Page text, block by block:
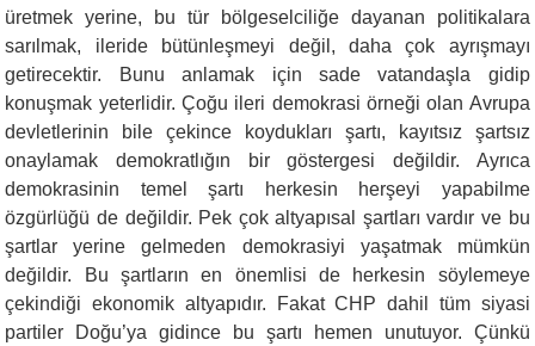
üretmek yerine, bu tür bölgeselciliğe dayanan politikalara
sarılmak, ileride bütünleşmeyi değil, daha çok ayrışmayı
getirecektir. Bunu anlamak için sade vatandaşla gidip
konuşmak yeterlidir. Çoğu ileri demokrasi örneği olan Avrupa
devletlerinin bile çekince koydukları şartı, kayıtsız şartsız
onaylamak demokratlığın bir göstergesi değildir. Ayrıca
demokrasinin temel şartı herkesin herşeyi yapabilme
özgürlüğü de değildir. Pek çok altyapısal şartları vardır ve bu
şartlar yerine gelmeden demokrasiyi yaşatmak mümkün
değildir. Bu şartların en önemlisi de herkesin söylemeye
çekindiği ekonomik altyapıdır. Fakat CHP dahil tüm siyasi
partiler Doğu’ya gidince bu şartı hemen unutuyor. Çünkü